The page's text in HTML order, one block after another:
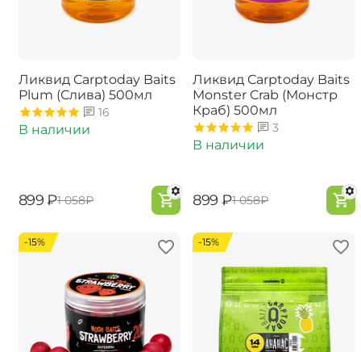
Ликвид Carptoday Baits
Plum (Слива) 500мл
16
В наличии
‍899‍ ₽‍1 058‍₽
Ликвид Carptoday Baits
Monster Crab (Монстр
Краб) 500мл
3
В наличии
‍899‍ ₽‍1 058‍₽
-15% -15%